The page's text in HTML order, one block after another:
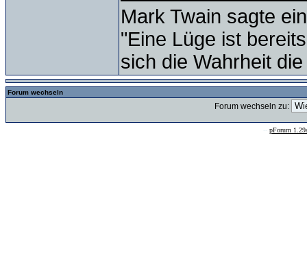
Mark Twain sagte
"Eine Lüge ist
sich die Wahrheit
Forum wechseln
Forum wechseln zu:
pForum